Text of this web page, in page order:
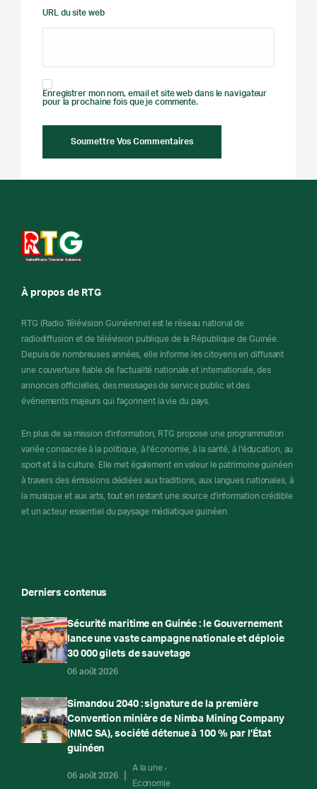
URL du site web
Enregistrer mon nom, email et site web dans le navigateur
pour la prochaine fois que je commente.
À propos de RTG
RTG (Radio Télévision Guinéenne) est le réseau national de
radiodiffusion et de télévision publique de la République de Guinée.
Depuis de nombreuses années, elle informe les citoyens en diffusant
une couverture fiable de l'actualité nationale et internationale, des
annonces officielles, des messages de service public et des
événements majeurs qui façonnent la vie du pays.
En plus de sa mission d'information, RTG propose une programmation
variée consacrée à la politique, à l'économie, à la santé, à l'éducation, au
sport et à la culture. Elle met également en valeur le patrimoine guinéen
à travers des émissions dédiées aux traditions, aux langues nationales, à
la musique et aux arts, tout en restant une source d'information crédible
et un acteur essentiel du paysage médiatique guinéen.
Derniers contenus
Sécurité maritime en Guinée : le Gouvernement
lance une vaste campagne nationale et déploie
30 000 gilets de sauvetage
06 août 2026
Simandou 2040 : signature de la première
Convention minière de Nimba Mining Company
(NMC SA), société détenue à 100 % par l’État
guinéen
06 août 2026
A la une
Economie